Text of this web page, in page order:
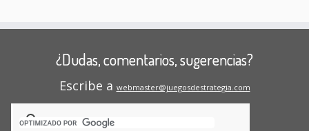
¿Dudas, comentarios, sugerencias?
Escribe a webmaster@juegosdestrategia.com